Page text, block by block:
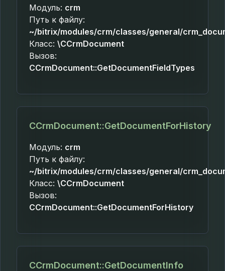
Модуль: crm
Путь к файлу:
~/bitrix/modules/crm/classes/general/
Класс: \CCrmDocument
Вызов:
CCrmDocument::GetDocumentFieldTypes
CCrmDocument::GetDocumentForHistory
Модуль: crm
Путь к файлу:
~/bitrix/modules/crm/classes/general/
Класс: \CCrmDocument
Вызов:
CCrmDocument::GetDocumentForHistory
CCrmDocument::GetDocumentInfo